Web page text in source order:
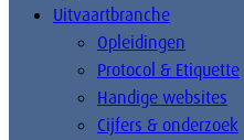
Uitvaartbranche
Opleidingen
Protocol & Etiquette
Handige websites
Cijfers & onderzoek